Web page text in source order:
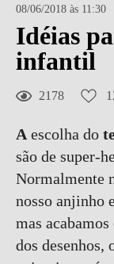
08/06/2018 às 11:30
Idéias
infantil
2178
A escolha do
são de super-
Normalmente
nosso anjinho
mas
dos desenhos,